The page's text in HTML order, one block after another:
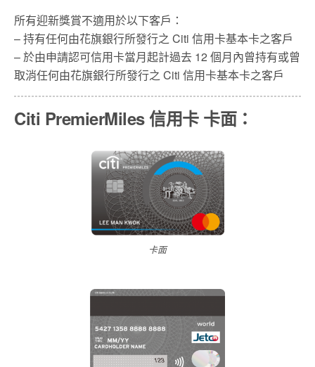
所有迎新獎賞不適用於以下客戶：
– 持有任何由花旗銀行所發行之 Citi 信用卡基本卡之客戶
– 於由申請認可信用卡當月起計過去 12 個月內曾持有或曾
取消任何由花旗銀行所發行之 Citi 信用卡基本卡之客戶
Citi PremierMiles 信用卡 卡面：
卡面